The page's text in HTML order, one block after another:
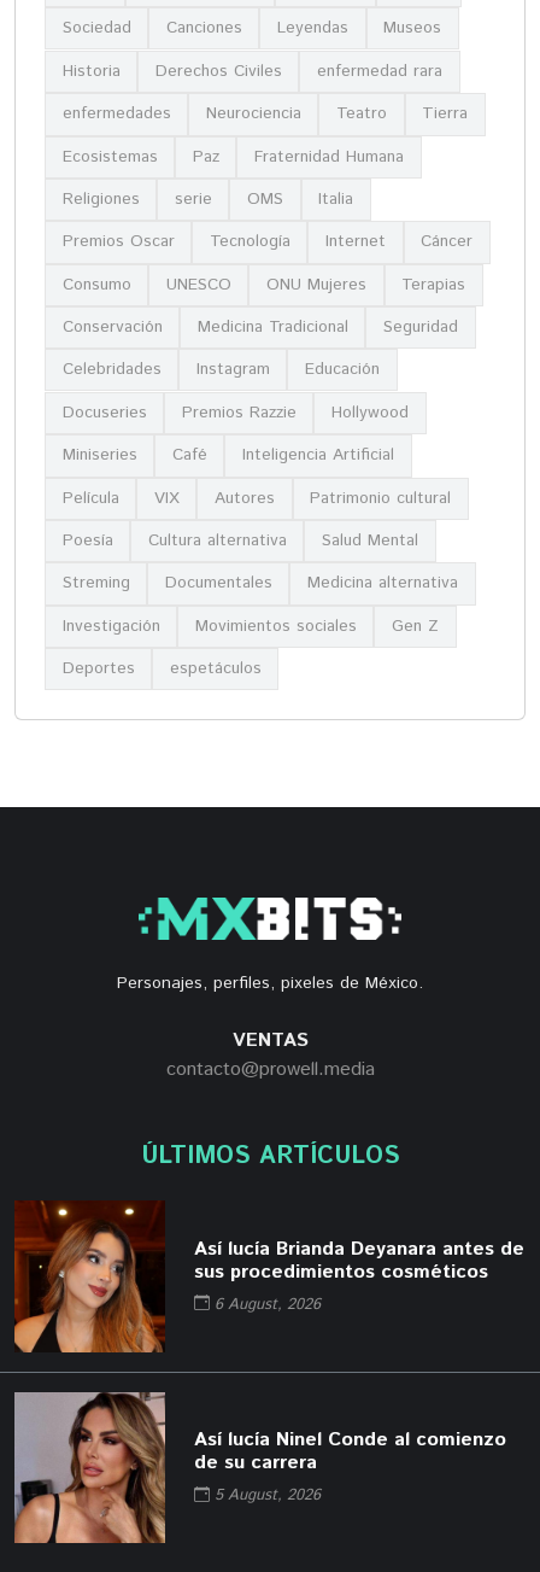
Sociedad
Canciones Leyendas
Museos
Historia
Derechos Civiles
enfermedad rara
enfermedades
Neurociencia Teatro
Tierra
Ecosistemas
Paz
Fraternidad Humana
Religiones
serie OMS
Italia
Premios Oscar
Tecnología Internet
Cáncer
Consumo
UNESCO ONU Mujeres
Terapias
Conservación
Medicina Tradicional
Seguridad
Celebridades
Instagram
Educación
Docuseries
Premios Razzie
Hollywood
Miniseries
Café
Inteligencia Artificial
Película
VIX Autores
Patrimonio cultural
Poesía
Cultura alternativa
Salud Mental
Streming
Documentales
Medicina alternativa
Investigación
Movimientos sociales
Gen Z
Deportes
espetáculos
Personajes, perfiles, pixeles de México.
VENTAS
contacto@prowell.media
ÚLTIMOS ARTÍCULOS
Así lucía Brianda Deyanara antes de
sus procedimientos cosméticos
6 August, 2026
Así lucía Ninel Conde al comienzo
de su carrera
5 August, 2026